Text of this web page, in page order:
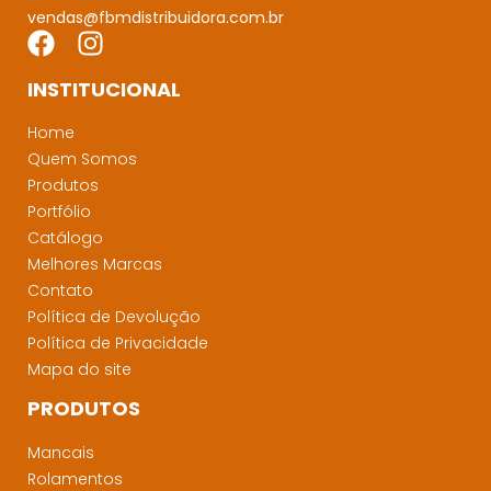
vendas@fbmdistribuidora.com.br
INSTITUCIONAL
Home
Quem Somos
Produtos
Portfólio
Catálogo
Melhores Marcas
Contato
Política de Devolução
Política de Privacidade
Mapa do site
PRODUTOS
Mancais
Rolamentos